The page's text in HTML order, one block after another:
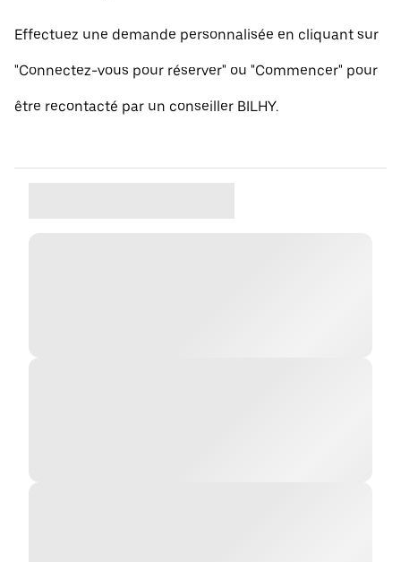
Effectuez une demande personnalisée en cliquant sur
"Connectez-vous pour réserver" ou "Commencer" pour
être recontacté par un conseiller BILHY.